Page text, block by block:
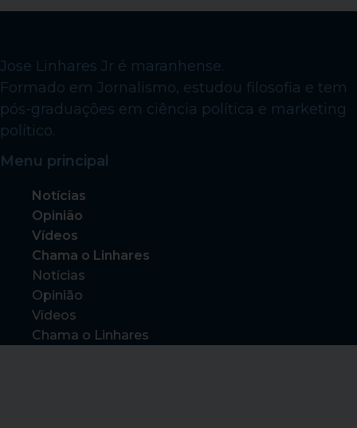
Jose Linhares Jr é maranhense.
Formado em Jornalismo, estudou filosofia e tem
pós-graduações em ciência política e marketing
político.
Menu principal
Notícias
Opinião
Vídeos
Chama o Linhares
Notícias
Opinião
Vídeos
Chama o Linhares